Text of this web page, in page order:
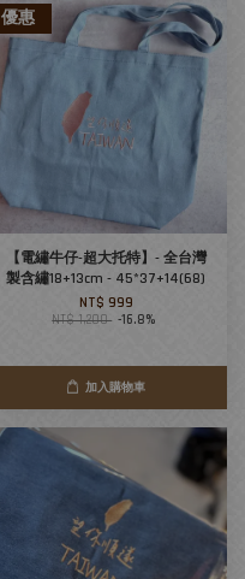
優惠
【電繡牛仔-超大托特】- 全台灣
製含繡18+13cm - 45*37+14(68)
NT$ 999
NT$ 1,200 -16.8%
加入購物車